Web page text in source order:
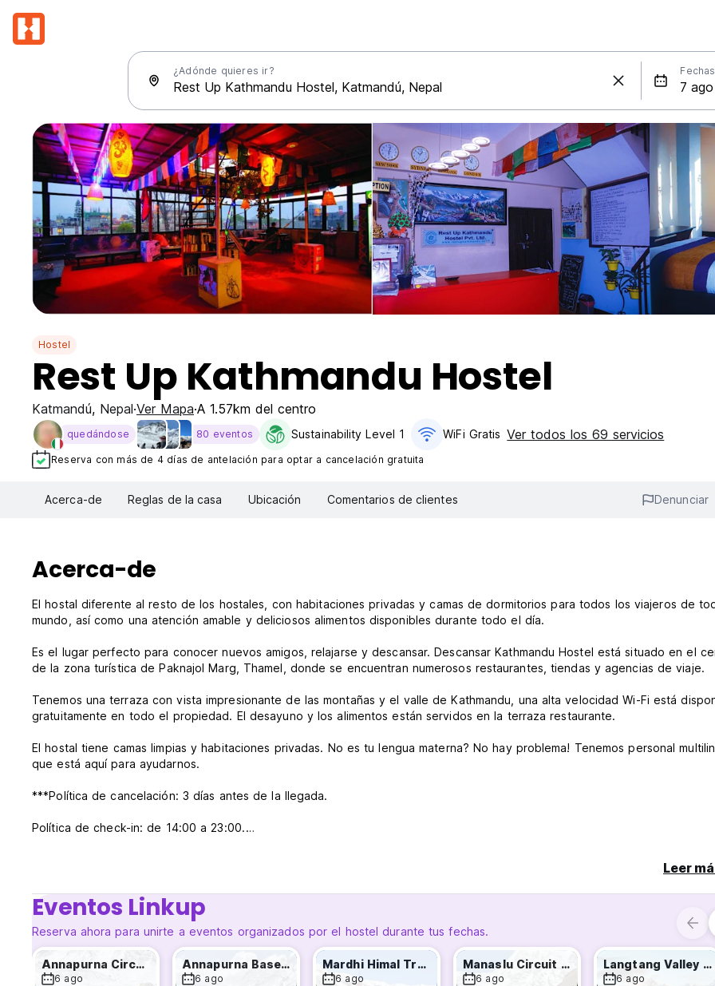
¿Adónde quieres ir? Fechas
Hostel
Rest Up Kathmandu Hostel
Katmandú, Nepal Ver Mapa A 1.57km del centro
quedándose 80 eventos Sustainability Level 1 WiFi Gratis Ver todos los 69 servicios
Reserva con más de 4 días de antelación para optar a cancelación gratuita
Acerca-de Reglas de la casa Ubicación Comentarios de clientes Denunciar
Acerca-de
El hostal diferente al resto de los hostales, con habitaciones privadas y camas de dormitorios para todos los viajeros de
mundo, así como una atención amable y deliciosos alimentos disponibles durante todo el día.
Es el lugar perfecto para conocer nuevos amigos, relajarse y descansar. Descansar Kathmandu Hostel está situado en el
de la zona turística de Paknajol Marg, Thamel, donde se encuentran numerosos restaurantes, tiendas y agencias de viaje.
Tenemos una terraza con vista impresionante de las montañas y el valle de Kathmandu, una alta velocidad Wi-Fi está
gratuitamente en todo el propiedad. El desayuno y los alimentos están servidos en la terraza restaurante.
El hostal tiene camas limpias y habitaciones privadas. No es tu lengua materna? No hay problema! Tenemos personal
que está aquí para ayudarnos.
***Política de cancelación: 3 días antes de la llegada.
Política de check-in: de 14:00 a 23:00.
Pago en el momento de la llegada por dinero. El pago se realiza a través de una tarjeta de crédito. La tarjeta de crédito
aceptada.
Horario de atención: 24 horas.
Edad Restrictión: 18+.
Leer
Eventos Linkup
Reserva ahora para unirte a eventos organizados por el hostel durante tus fechas.
Annapurna Circuit & Tilicho Lake -12 day
6 ago
Annapurna Base Camp trek with poonhill
6 ago
Mardhi Himal Trekking (5days)
6 ago
Manaslu Circuit Trek (12 days)
6 ago
Langtang Valley Trekking -8 days
6 ago